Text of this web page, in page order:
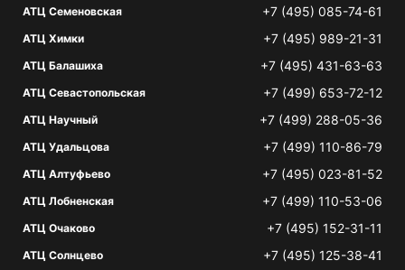
АТЦ Семеновская +7 (495) 085-74-61
АТЦ Химки +7 (495) 989-21-31
АТЦ Балашиха +7 (495) 431-63-63
АТЦ Севастопольская +7 (499) 653-72-12
АТЦ Научный +7 (499) 288-05-36
АТЦ Удальцова +7 (499) 110-86-79
АТЦ Алтуфьево +7 (495) 023-81-52
АТЦ Лобненская +7 (499) 110-53-06
АТЦ Очаково +7 (495) 152-31-11
АТЦ Солнцево +7 (495) 125-38-41